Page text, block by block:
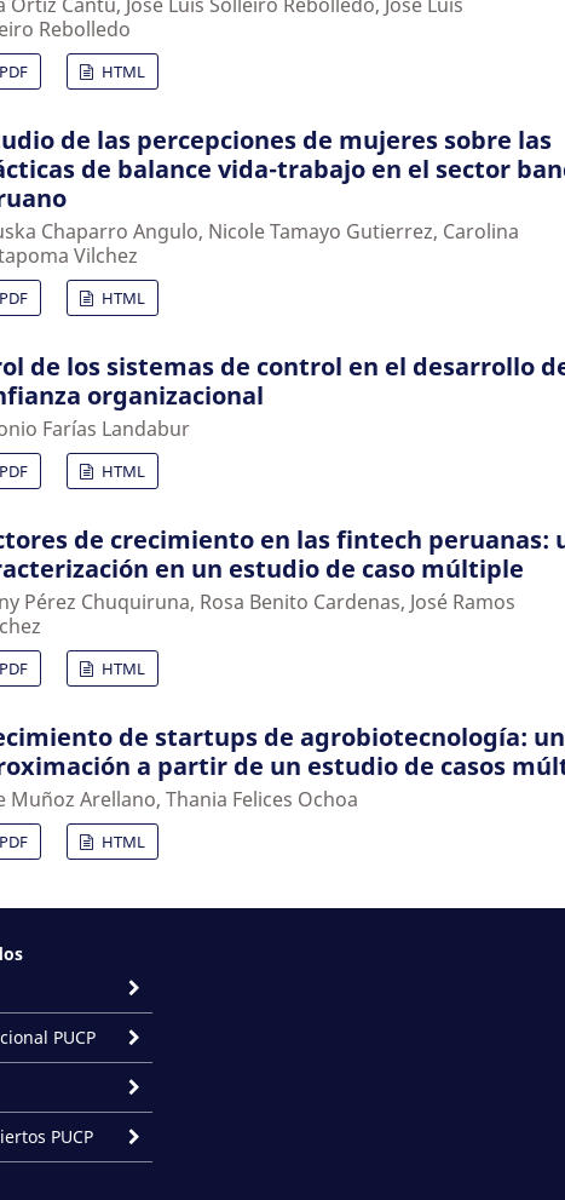
Rebolledo
PDF HTML
de las percepciones de mujeres sobre las
de balance vida-trabajo en el sector
Chaparro Angulo, Nicole Tamayo Gutierrez, Carolina
Vilchez
PDF HTML
de los sistemas de control en el desarrollo
organizacional
Farías Landabur
PDF HTML
de crecimiento en las fintech peruanas:
en un estudio de caso múltiple
Pérez Chuquiruna, Rosa Benito Cardenas, José Ramos
PDF HTML
de startups de agrobiotecnología:
a partir de un estudio de casos
Muñoz Arellano, Thania Felices Ochoa
PDF HTML
PUCP
PUCP